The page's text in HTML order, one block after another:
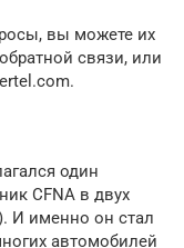
вы можете их
связи, или
один
CFNA в двух
И именно он стал
автомобилей